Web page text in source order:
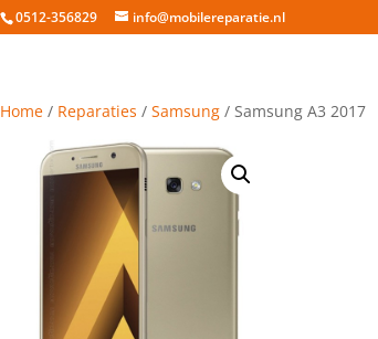
0512-356829 info@mobilereparatie.nl
Home/ Reparaties / Samsung/ Samsung A3 2017